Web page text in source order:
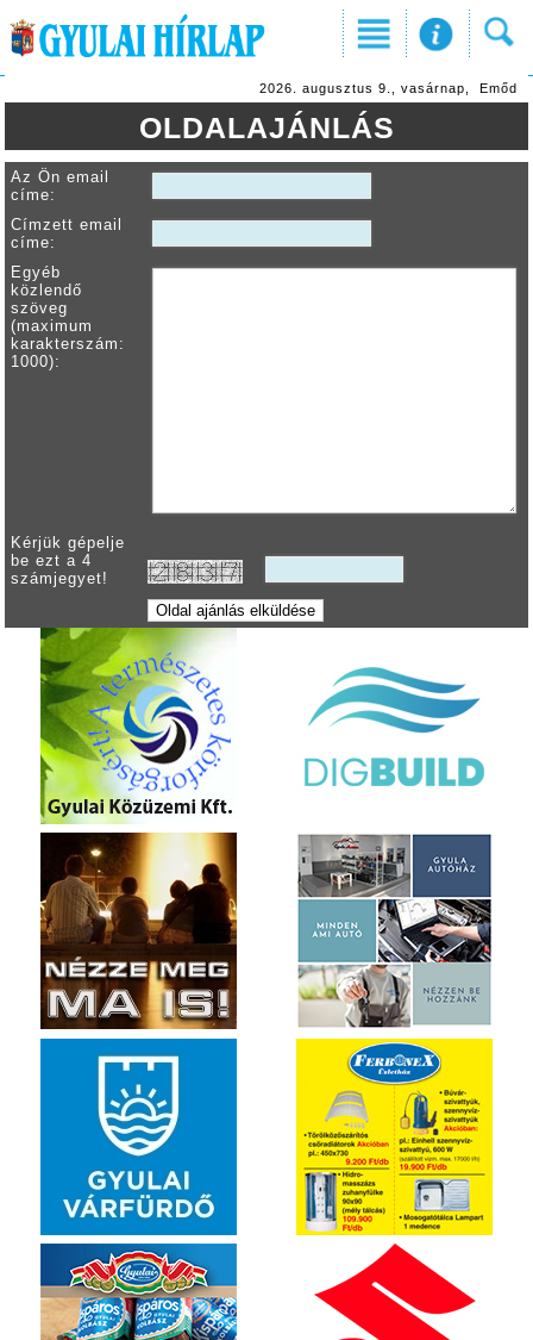
2026. augusztus 9., vasárnap, Emőd
OLDALAJÁNLÁS
Az Ön email
címe:
Címzett email
címe:
Egyéb
közlendő
szöveg
(maximum
karakterszám:
1000):
Kérjük gépelje
be ezt a 4
számjegyet!